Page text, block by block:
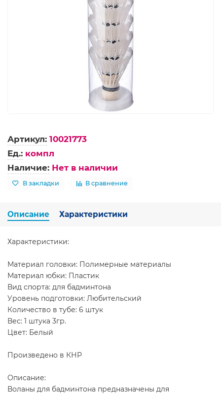
Артикул: 10021773
Ед.: компл
Наличие: Нет в наличии
В закладки В сравнение
Описание Характеристики
Характеристики:
Материал головки: Полимерные материалы
Материал юбки: Пластик
Вид спорта: для бадминтона
Уровень подготовки: Любительский
Количество в тубе: 6 штук
Вес: 1 штука 3гр.
Цвет: Белый
Произведено в КНР
Описание:
Воланы для бадминтона предназначены для